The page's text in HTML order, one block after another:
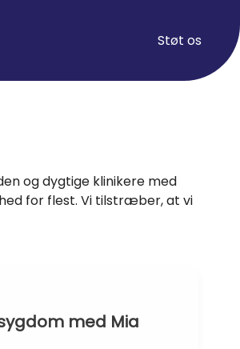
Støt os
og dygtige klinikere med
for flest. Vi tilstræber, at vi
med Mia